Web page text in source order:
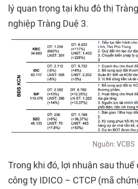
lý quan trọng tại khu đô thị
nghiệp Tràng Duệ 3.
Nguồn: VCBS
Trong khi đó, lợi nhuận sau thuế
công ty IDICO – CTCP (mã